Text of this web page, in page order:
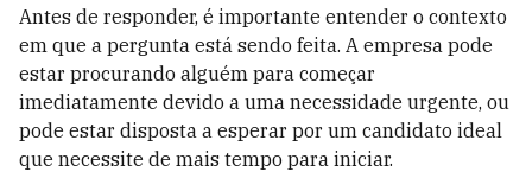
Antes de responder, é importante entender o contexto
em que a pergunta está sendo feita. A empresa pode
estar procurando alguém para começar
imediatamente devido a uma necessidade urgente, ou
pode estar disposta a esperar por um candidato ideal
que necessite de mais tempo para iniciar.